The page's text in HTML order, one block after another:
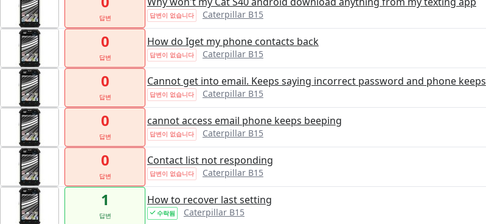
답변 답변이 없습니다 Caterpillar B15
0
답변
How do Iget my phone contacts back
답변이 없습니다 Caterpillar B15
0
답변
Cannot get into email. Keeps saying incorrect password and phone keeps
답변이 없습니다 Caterpillar B15
0
답변
cannot access email phone keeps beeping
답변이 없습니다 Caterpillar B15
0
답변
Contact list not responding
답변이 없습니다 Caterpillar B15
1
답변
How to recover last setting
수락됨 Caterpillar B15